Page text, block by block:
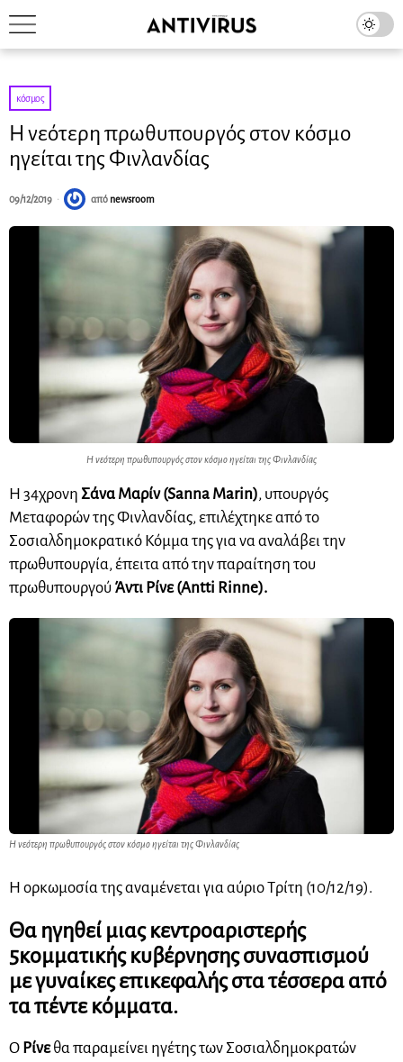
κόσμος
Η νεότερη πρωθυπουργός στον κόσμο
ηγείται της Φινλανδίας
09/12/2019 από newsroom
Η νεότερη πρωθυπουργός στον κόσμο ηγείται της Φινλανδίας
Η 34χρονη Σάνα Μαρίν (Sanna Marin), υπουργός
Μεταφορών της Φινλανδίας, επιλέχτηκε από το
Σοσιαλδημοκρατικό Κόμμα της για να αναλάβει την
πρωθυπουργία, έπειτα από την παραίτηση του
πρωθυπουργού Άντι Ρίνε (Antti Rinne).
Η νεότερη πρωθυπουργός στον κόσμο ηγείται της Φινλανδίας
Η ορκωμοσία της αναμένεται για αύριο Τρίτη (10/12/19).
Θα ηγηθεί μιας κεντροαριστερής
5κομματικής κυβέρνησης συνασπισμού
με γυναίκες επικεφαλής στα τέσσερα από
τα πέντε κόμματα.
Ο Ρίνεθα παραμείνει ηγέτης των Σοσιαλδημοκρατών